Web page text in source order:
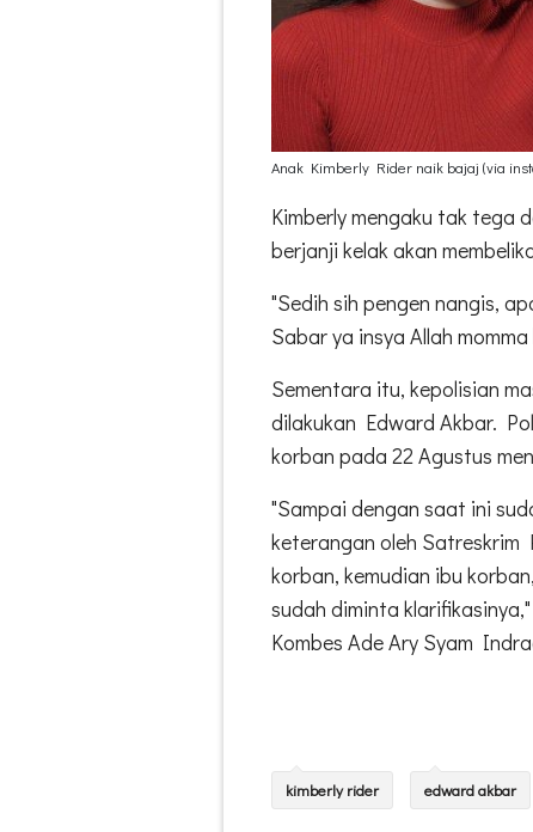
Anak Kimberly Rider naik bajaj (via
Kimberly mengaku tak tega
berjanji kelak akan
"Sedih sih pengen nangis,
Sabar ya insya Allah
Sementara itu, kepolisian
dilakukan Edward Akbar.
korban pada 22 Agustus
"Sampai dengan saat ini
keterangan oleh
korban, kemudian ibu
sudah diminta
Kombes Ade Ary Syam
kimberly rider edward akbar